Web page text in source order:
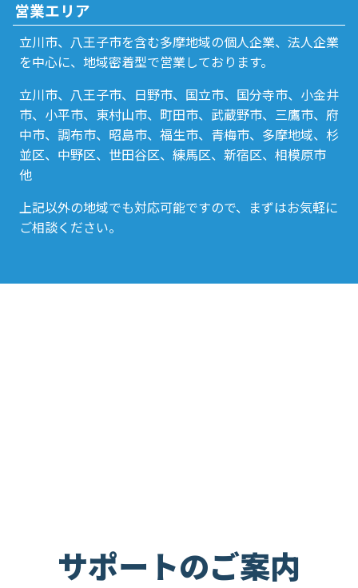
営業エリア
立川市、八王子市を含む多摩地域の個人企業、法人企業
を中心に、地域密着型で営業しております。
立川市、八王子市、日野市、国立市、国分寺市、小金井
市、小平市、東村山市、町田市、武蔵野市、三鷹市、府
中市、調布市、昭島市、福生市、青梅市、多摩地域、杉
並区、中野区、世田谷区、練馬区、新宿区、相模原市
他
上記以外の地域でも対応可能ですので、まずはお気軽に
ご相談ください。
サポートのご案内